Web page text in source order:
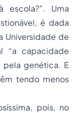
Uma
é dada
Universidade de
“a capacidade
genética. E
tendo menos
pois, no